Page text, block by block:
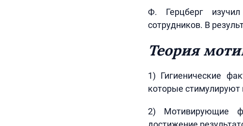
Ф. Герцберг
сотрудников. В
Теория
1) Гигиенические
которые стимулируют
2) Мотивирующие